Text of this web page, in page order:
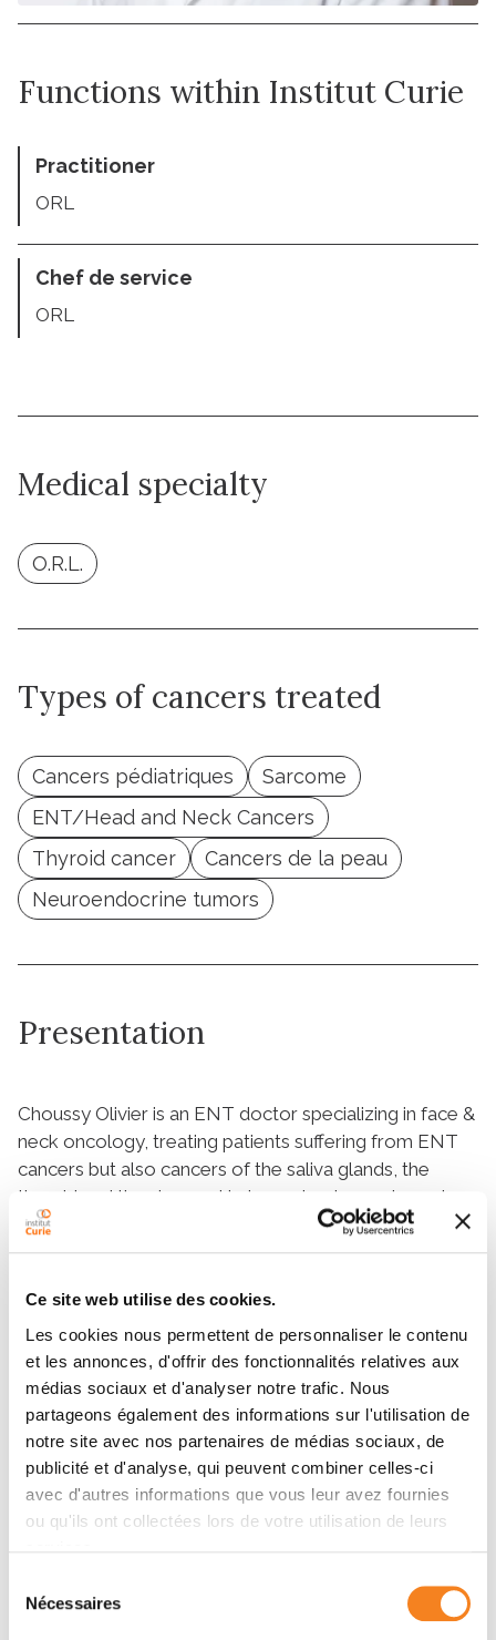
Ce site web utilise des cookies.
Les cookies nous permettent de personnaliser le contenu
et les annonces, d'offrir des fonctionnalités relatives aux
médias sociaux et d'analyser notre trafic. Nous
partageons également des informations sur l'utilisation de
notre site avec nos partenaires de médias sociaux, de
publicité et d'analyse, qui peuvent combiner celles-ci
avec d'autres informations que vous leur avez fournies
ou qu'ils ont collectées lors de votre utilisation de leurs
Nécessaires
Functions within Institut Curie
Practitioner
ORL
Chef de service
ORL
Medical specialty
O.R.L.
Types of cancers treated
Cancers pédiatriques
Sarcome
ENT/Head and Neck Cancers
Thyroid cancer
Cancers de la peau
Neuroendocrine tumors
Presentation
Choussy Olivier is an ENT doctor specializing in face &
neck oncology, treating patients suffering from ENT
cancers but also cancers of the saliva glands, the
thyroid and the sinuses. He has gained experience in
treating rare and complex ENT tumors, as part of the
French networks REFCOR and TUTHYREF.
Dr. Choussy is involved in several clinical and
treatment of these forms of cancer. He is a member
of the GETTEC (study group for head and neck
tumors) and of the GORTEC (head and neck
radiotherapy oncology group) and of the French
society for head and neck surgery.
He is responsible for ENT teaching at Institut Curie
and as such is a member of the College of French